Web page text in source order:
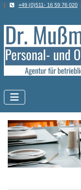
| +49 (0)511- 16 59 76 020